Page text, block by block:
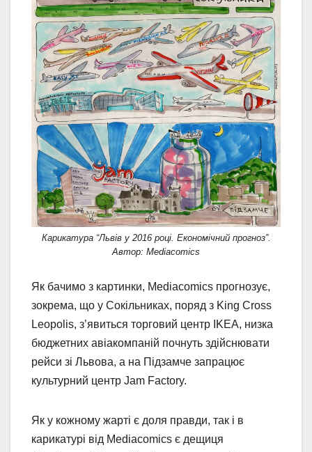
Карикатура “Львів у 2016 році. Економічний прогноз”.
Автор: Mediacomics
Як бачимо з картинки, Mediacomics прогнозує,
зокрема, що у Сокільниках, поряд з King Cross
Leopolis, з’явиться торговий центр IKEA, низка
бюджетних авіакомпаній почнуть здійснювати
рейси зі Львова, а на Підзамче запрацює
культурний центр Jam Factory.
Як у кожному жарті є доля правди, так і в
карикатурі від Mediacomics є дещиця